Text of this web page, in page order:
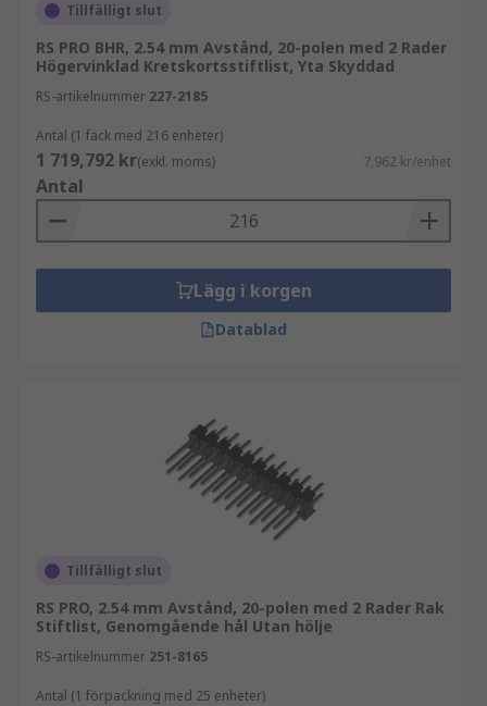
Tillfälligt slut
RS PRO BHR, 2.54 mm Avstånd, 20-polen med 2 Rader
Högervinklad Kretskortsstiftlist, Yta Skyddad
RS-artikelnummer 227-2185
Antal (1 fack med 216 enheter)
1 719,792 kr(exkl. moms) 7,962 kr/enhet
Antal
Lägg i korgen
Datablad
Tillfälligt slut
RS PRO, 2.54 mm Avstånd, 20-polen med 2 Rader Rak
Stiftlist, Genomgående hål Utan hölje
RS-artikelnummer 251-8165
Antal (1 förpackning med 25 enheter)